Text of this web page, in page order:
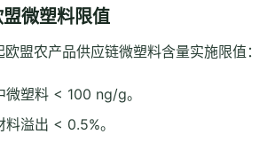
微塑料限值
盟农产品供应链微塑料含量实施限值：
微塑料 < 100 ng/g。
料溢出 < 0.5%。